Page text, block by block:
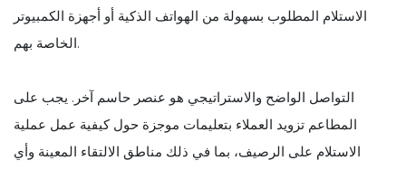
الاستلام المطلوب بسهولة من الهواتف الذكية أو أجهزة الكمبيوتر
الخاصة بهم.
التواصل الواضح والاستراتيجي هو عنصر حاسم آخر. يجب على
المطاعم تزويد العملاء بتعليمات موجزة حول كيفية عمل عملية
الاستلام على الرصيف، بما في ذلك مناطق الالتقاء المعينة وأي